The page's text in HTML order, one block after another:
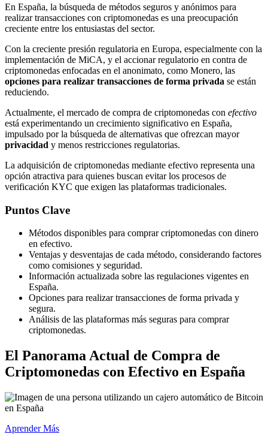
En España, la búsqueda de métodos seguros y anónimos para
realizar transacciones con criptomonedas es una preocupación
creciente entre los entusiastas del sector.
Con la creciente presión regulatoria en Europa, especialmente con la
implementación de MiCA, y el accionar regulatorio en contra de
criptomonedas enfocadas en el anonimato, como Monero, las
opciones para realizar transacciones de forma privada se están
reduciendo.
Actualmente, el mercado de compra de criptomonedas con efectivo
está experimentando un crecimiento significativo en España,
impulsado por la búsqueda de alternativas que ofrezcan mayor
privacidad y menos restricciones regulatorias.
La adquisición de criptomonedas mediante efectivo representa una
opción atractiva para quienes buscan evitar los procesos de
verificación KYC que exigen las plataformas tradicionales.
Puntos Clave
Métodos disponibles para comprar criptomonedas con dinero
en efectivo.
Ventajas y desventajas de cada método, considerando factores
como comisiones y seguridad.
Información actualizada sobre las regulaciones vigentes en
España.
Opciones para realizar transacciones de forma privada y
segura.
Análisis de las plataformas más seguras para comprar
criptomonedas.
El Panorama Actual de Compra de
Criptomonedas con Efectivo en España
Aprender Más